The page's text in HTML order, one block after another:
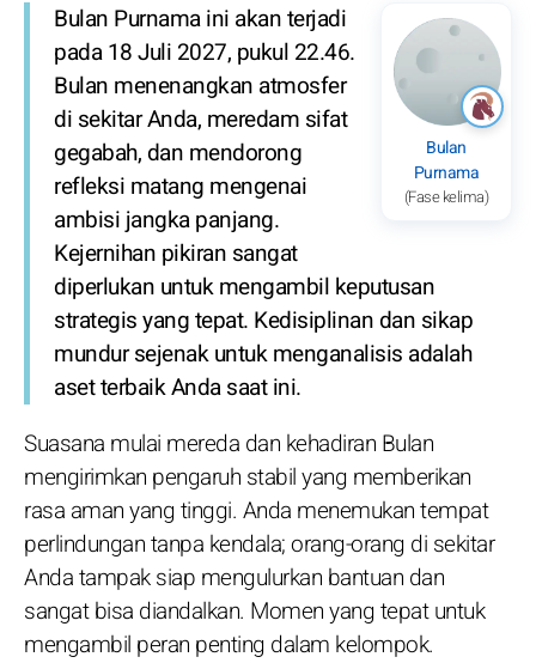
Bulan
Purnama
(Fase kelima)
Bulan Purnama ini akan terjadi
pada 18 Juli 2027, pukul 22.46.
Bulan menenangkan atmosfer
di sekitar Anda, meredam sifat
gegabah, dan mendorong
refleksi matang mengenai
ambisi jangka panjang.
Kejernihan pikiran sangat
diperlukan untuk mengambil keputusan
strategis yang tepat. Kedisiplinan dan sikap
mundur sejenak untuk menganalisis adalah
aset terbaik Anda saat ini.
Suasana mulai mereda dan kehadiran Bulan
mengirimkan pengaruh stabil yang memberikan
rasa aman yang tinggi. Anda menemukan tempat
perlindungan tanpa kendala; orang-orang di sekitar
Anda tampak siap mengulurkan bantuan dan
sangat bisa diandalkan. Momen yang tepat untuk
mengambil peran penting dalam kelompok.